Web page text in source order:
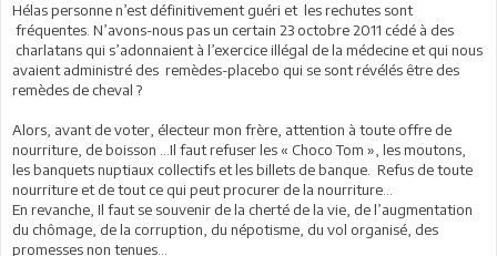
Hélas personne n’est définitivement guéri et les rechutes sont
fréquentes. N’avons-nous pas un certain 23 octobre 2011 cédé à des
charlatans qui s’adonnaient à l’exercice illégal de la médecine et qui nous
avaient administré des remèdes-placebo qui se sont révélés être des
remèdes de cheval ?
Alors, avant de voter, électeur mon frère, attention à toute offre de
nourriture, de boisson …Il faut refuser les « Choco Tom », les moutons,
les banquets nuptiaux collectifs et les billets de banque. Refus de toute
nourriture et de tout ce qui peut procurer de la nourriture…
En revanche, Il faut se souvenir de la cherté de la vie, de l’augmentation
du chômage, de la corruption, du népotisme, du vol organisé, des
promesses non tenues…